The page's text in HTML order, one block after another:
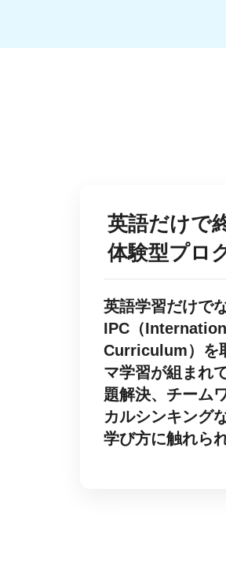
英語だけで
体験型プロ
英語学習だけでな
IPC（
Curriculum）を
マ学習が組まれ
題解決、チーム
カルシンキング
学び方に触れら